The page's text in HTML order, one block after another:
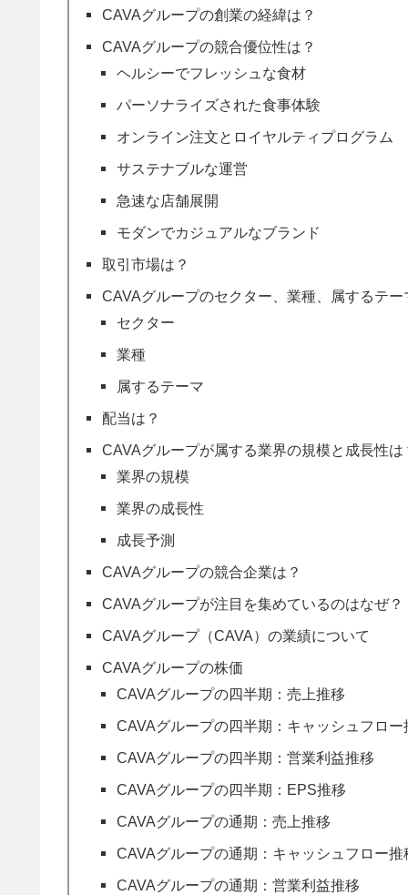
CAVAグループの創業の経緯は？
CAVAグループの競合優位性は？
ヘルシーでフレッシュな食材
パーソナライズされた食事体験
オンライン注文とロイヤルティプログラム
サステナブルな運営
急速な店舗展開
モダンでカジュアルなブランド
取引市場は？
CAVAグループのセクター、業種、属するテー
セクター
業種
属するテーマ
配当は？
CAVAグループが属する業界の規模と成長性は
業界の規模
業界の成長性
成長予測
CAVAグループの競合企業は？
CAVAグループが注目を集めているのはなぜ？
CAVAグループ（CAVA）の業績について
CAVAグループの株価
CAVAグループの四半期：売上推移
CAVAグループの四半期：キャッシュフロー
CAVAグループの四半期：営業利益推移
CAVAグループの四半期：EPS推移
CAVAグループの通期：売上推移
CAVAグループの通期：キャッシュフロー推
CAVAグループの通期：営業利益推移